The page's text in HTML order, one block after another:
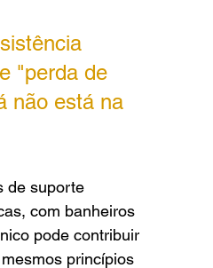
"perda de
não está na
de suporte
com banheiros
pode contribuir
princípios